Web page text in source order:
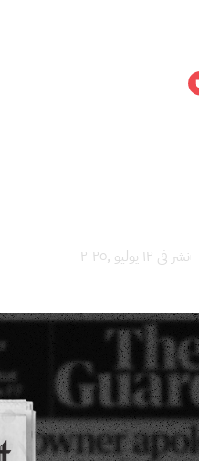
نشر في ١٢ يوليو ,٢٠٢٥